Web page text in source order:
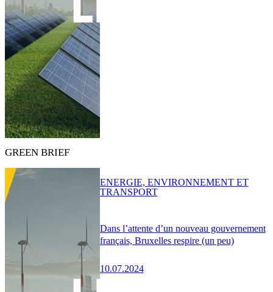
GREEN BRIEF
Dans l’attente d’un nouveau gouvernement
français, Bruxelles respire (un peu)
10.07.2024
ENERGIE, ENVIRONNEMENT ET
TRANSPORT